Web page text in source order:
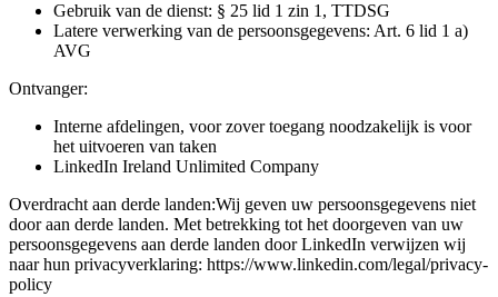
Gebruik van de dienst: § 25 lid 1 zin 1, TTDSG
Latere verwerking van de persoonsgegevens: Art. 6 lid 1 a)
AVG
Ontvanger:
Interne afdelingen, voor zover toegang noodzakelijk is voor
het uitvoeren van taken
LinkedIn Ireland Unlimited Company
Overdracht aan derde landen:Wij geven uw persoonsgegevens niet
door aan derde landen. Met betrekking tot het doorgeven van uw
persoonsgegevens aan derde landen door LinkedIn verwijzen wij
naar hun privacyverklaring: https://www.linkedin.com/legal/privacy-
policy